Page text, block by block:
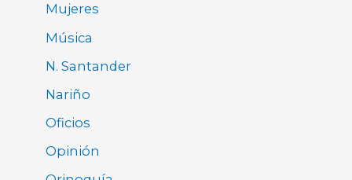
Mujeres
Música
N. Santander
Nariño
Oficios
Opinión